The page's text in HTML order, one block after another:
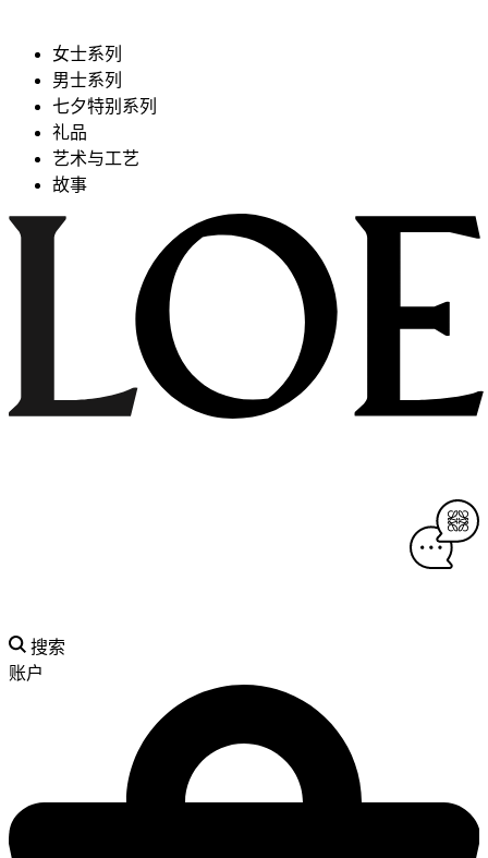
女士系列
男士系列
七夕特别系列
礼品
艺术与工艺
故事
搜索
账户